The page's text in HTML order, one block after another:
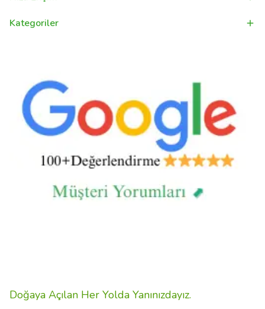
Kategoriler
Doğaya Açılan Her Yolda Yanınızdayız.